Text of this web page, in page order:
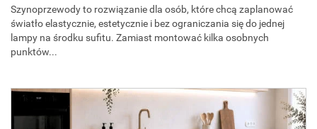
Szynoprzewody to rozwiązanie dla osób, które chcą zaplanować
światło elastycznie, estetycznie i bez ograniczania się do jednej
lampy na środku sufitu. Zamiast montować kilka osobnych
punktów...